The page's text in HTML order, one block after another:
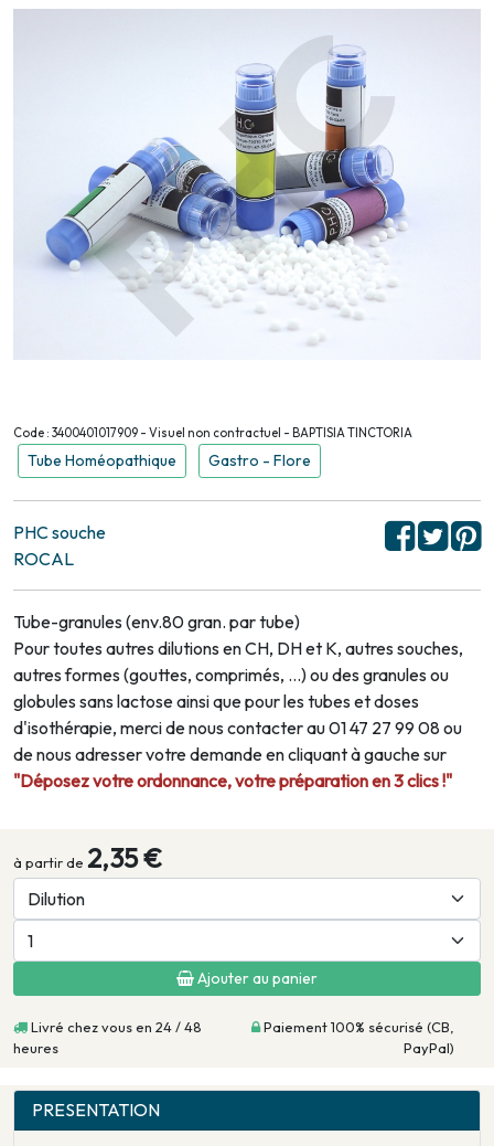
Code : 3400401017909 - Visuel non contractuel - BAPTISIA TINCTORIA
Tube Homéopathique Gastro - Flore
PHC souche
ROCAL
Tube-granules (env.80 gran. par tube)
Pour toutes autres dilutions en CH, DH et K, autres souches,
autres formes (gouttes, comprimés, …) ou des granules ou
globules sans lactose ainsi que pour les tubes et doses
d'isothérapie, merci de nous contacter au 01 47 27 99 08 ou
de nous adresser votre demande en cliquant à gauche sur
"Déposez votre ordonnance, votre préparation en 3 clics !"
à partir de 2,35 €
Ajouter au panier
Livré chez vous en 24 / 48
heures
Paiement 100% sécurisé (CB,
PayPal)
PRESENTATION